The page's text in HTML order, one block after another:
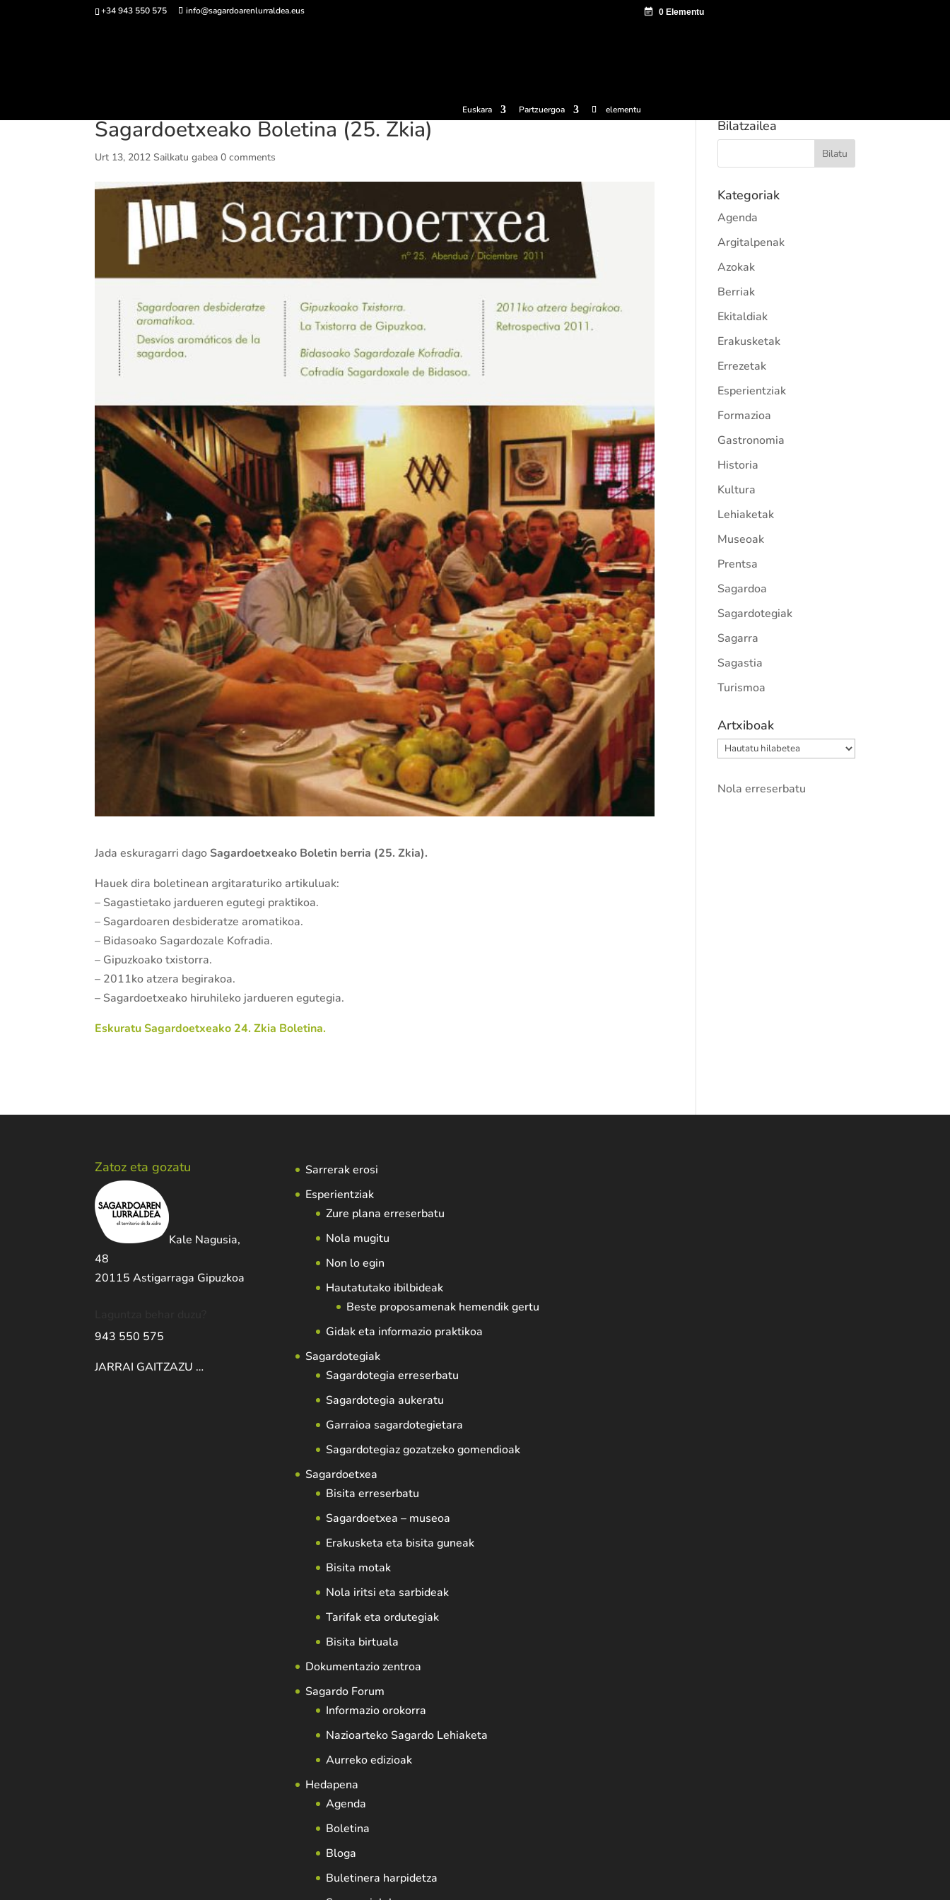
+34 943 550 575 info@sagardoarenlurraldea.eus
Euskara Partzuergoa elementu
Sagardoetxeako Boletina (25. Zkia)
Urt 13, 2012 Sailkatu gabea 0 comments
Jada eskuragarri dago Sagardoetxeako Boletin berria (25. Zkia).
Hauek dira boletinean argitaraturiko artikuluak:
– Sagastietako jardueren egutegi praktikoa.
– Sagardoaren desbideratze aromatikoa.
– Bidasoako Sagardozale Kofradia.
– Gipuzkoako txistorra.
– 2011ko atzera begirakoa.
– Sagardoetxeako hiruhileko jardueren egutegia.
Eskuratu Sagardoetxeako 24. Zkia Boletina.
Bilatzailea
Kategoriak
Agenda
Argitalpenak
Azokak
Berriak
Ekitaldiak
Erakusketak
Errezetak
Esperientziak
Formazioa
Gastronomia
Historia
Kultura
Lehiaketak
Museoak
Prentsa
Sagardoa
Sagardotegiak
Sagarra
Sagastia
Turismoa
Artxiboak
Artxiboak
Nola erreserbatu
Zatoz eta gozatu
Kale Nagusia,
48
20115 Astigarraga Gipuzkoa
943 550 575
JARRAI GAITZAZU …
Sarrerak erosi
Esperientziak
Zure plana erreserbatu
Nola mugitu
Non lo egin
Hautatutako ibilbideak
Beste proposamenak hemendik gertu
Gidak eta informazio praktikoa
Sagardotegiak
Sagardotegia erreserbatu
Sagardotegia aukeratu
Garraioa sagardotegietara
Sagardotegiaz gozatzeko gomendioak
Sagardoetxea
Bisita erreserbatu
Sagardoetxea – museoa
Erakusketa eta bisita guneak
Bisita motak
Nola iritsi eta sarbideak
Tarifak eta ordutegiak
Bisita birtuala
Dokumentazio zentroa
Sagardo Forum
Informazio orokorra
Nazioarteko Sagardo Lehiaketa
Aurreko edizioak
Hedapena
Agenda
Boletina
Bloga
Buletinera harpidetza